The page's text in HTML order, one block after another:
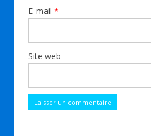
E-mail *
Site web